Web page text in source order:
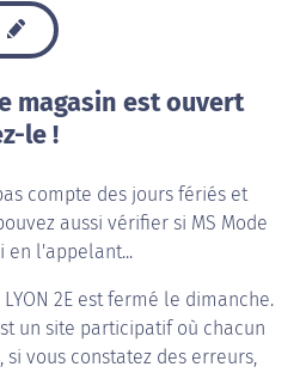
magasin est ouvert
le !
compte des jours fériés et
aussi vérifier si MS Mode
en l'appelant...
2E est fermé le dimanche.
un site participatif où chacun
vous constatez des erreurs,